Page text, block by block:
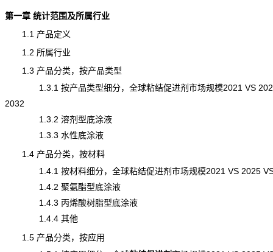
第一章 统计范围及所属行业
1.1 产品定义
1.2 所属行业
1.3 产品分类，按产品类型
1.3.1 按产品类型细分，全球粘结促进剂市场规模2021 VS
2032
1.3.2 溶剂型底涂液
1.3.3 水性底涂液
1.4 产品分类，按材料
1.4.1 按材料细分，全球粘结促进剂市场规模2021 VS 2025
1.4.2 聚氨酯型底涂液
1.4.3 丙烯酸树脂型底涂液
1.4.4 其他
1.5 产品分类，按应用